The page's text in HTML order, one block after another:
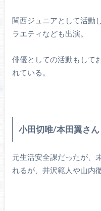
関西ジュニアとして活動
ラエティなども出演。
俳優としての活動もして
れている。
小田切唯/本田翼さん
元生活安全課だったが、
れるが、井沢範人や山内